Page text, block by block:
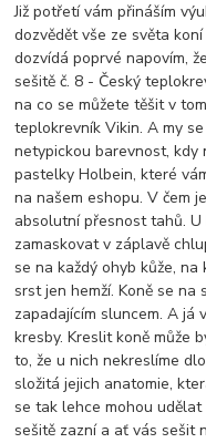
Již potřetí vám přináším
dozvědět vše ze světa
dozvídá poprvé napovím,
sešitě č. 8 - Český
na co se můžete těšit v
teplokrevník Vikin. A my
netypickou barevnost, kdy
pastelky Holbein, které
na našem eshopu. V čem
absolutní přesnost tahů.
zamaskovat v záplavě
se na každý ohyb kůže,
srst jen hemží. Koně se
zapadajícím sluncem. A já
kresby. Kreslit koně může
to, že u nich nekreslíme
složitá jejich anatomie,
se tak lehce mohou
sešitě zazní a ať vás sešit